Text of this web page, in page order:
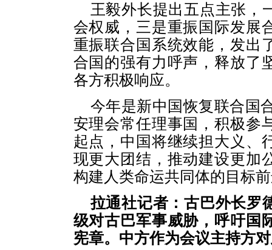
王毅外长提出五点主张，
会权威，三是重振国际发展
重振联合国系统效能，发出
合国的强有力呼声，释放了
各方积极响应。
今年是新中国恢复联合国
安理会常任理事国，积极参
起点，中国将继续担大义、
现更大团结，推动建设更加
构建人类命运共同体的目标
拉通社记者：古巴外长罗
级对古巴军事威胁，呼吁国
宪章。中方作为会议主持方